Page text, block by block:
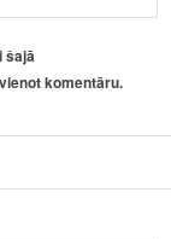
šajā
komentāru.